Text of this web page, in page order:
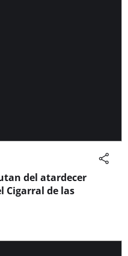
del atardecer
Cigarral de las